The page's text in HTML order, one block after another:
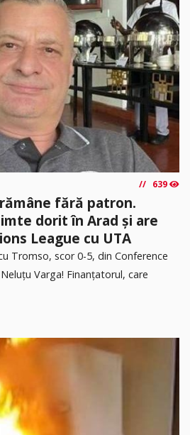
639
fără patron.
dorit în Arad și are
League cu UTA
Tromso, scor 0-5, din Conference
Varga! Finanțatorul, care